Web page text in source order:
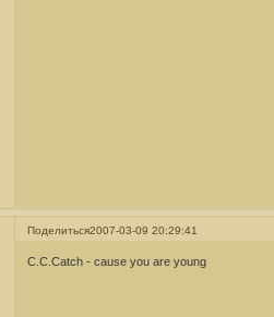
Поделиться2007-03-09 20:29:41
C.C.Catch - cause you are young